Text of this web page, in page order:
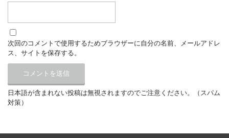
次回のコメントで使用するためブラウザーに自分の名前、メールアドレ
ス、サイトを保存する。
日本語が含まれない投稿は無視されますのでご注意ください。（スパム
対策）